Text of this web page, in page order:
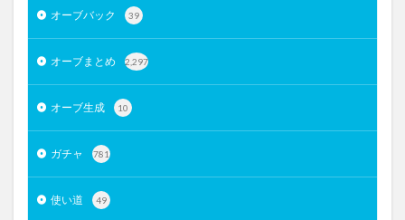
オーブバック 39
オーブまとめ 2,297
オーブ生成 10
ガチャ 781
使い道 49